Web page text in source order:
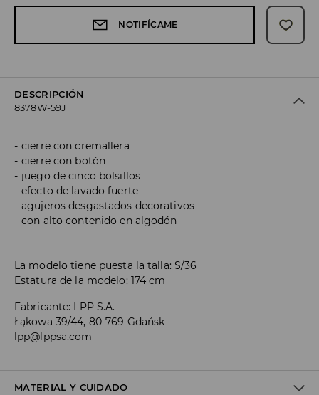
NOTIFÍCAME
DESCRIPCIÓN
8378W-59J
cierre con cremallera
cierre con botón
juego de cinco bolsillos
efecto de lavado fuerte
agujeros desgastados decorativos
con alto contenido en algodón
La modelo tiene puesta la talla: S/36
Estatura de la modelo: 174 cm
Fabricante: LPP S.A.
Łąkowa 39/44, 80-769 Gdańsk
lpp@lppsa.com
MATERIAL Y CUIDADO